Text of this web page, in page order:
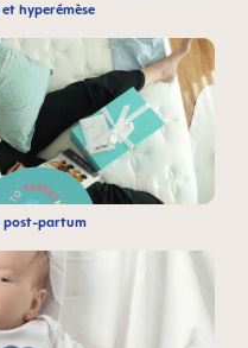
hyperémèse
post-partum